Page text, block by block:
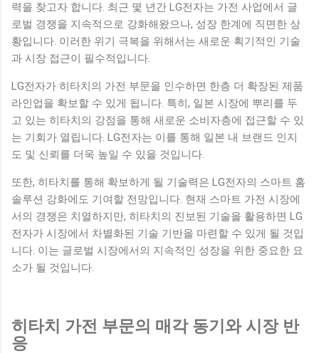
력을 찾고자 합니다. 최근 몇 년간 LG전자는 가전 사업에서 글
로벌 경쟁을 지속적으로 강화해왔으나, 성장 한계에 직면한 상
황입니다. 이러한 위기 극복을 위해서는 새로운 획기적인 기술
과 시장 접근이 필수적입니다.
LG전자가 히타치의 가전 부문을 인수하면 한층 더 확장된 제품
라인업을 확보할 수 있게 됩니다. 특히, 일본 시장에 뿌리를 두
고 있는 히타치의 강점을 통해 새로운 소비자층에 접근할 수 있
는 기회가 열립니다. LG전자는 이를 통해 일본 내 브랜드 인지
도 및 신뢰를 더욱 높일 수 있을 것입니다.
또한, 히타치를 통해 확보하게 될 기술력은 LG전자의 스마트 홈
솔루션 강화에도 기여할 전망입니다. 현재 스마트 가전 시장에
서의 경쟁은 치열하지만, 히타치의 진보된 기술을 활용하면 LG
전자가 시장에서 차별화된 기술 기반을 마련할 수 있게 될 것입
니다. 이는 글로벌 시장에서의 지속적인 성장을 위한 중요한 요
소가 될 것입니다.
히타치 가전 부문의 매각 동기와 시장 반
응